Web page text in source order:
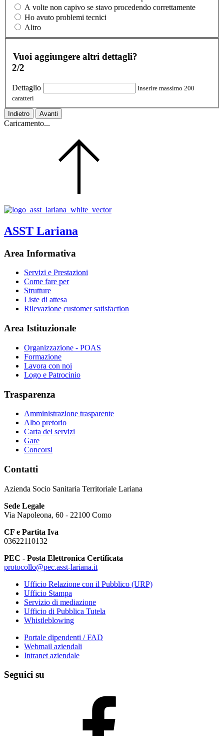
A volte non capivo se stavo procedendo correttamente
Ho avuto problemi tecnici
Altro
Vuoi aggiungere altri dettagli?
2/2
Dettaglio
Inserire massimo 200
caratteri
Indietro Avanti
Caricamento...
ASST Lariana
Area Informativa
Servizi e Prestazioni
Come fare per
Strutture
Liste di attesa
Rilevazione customer satisfaction
Area Istituzionale
Organizzazione - POAS
Formazione
Lavora con noi
Logo e Patrocinio
Trasparenza
Amministrazione trasparente
Albo pretorio
Carta dei servizi
Gare
Concorsi
Contatti
Azienda Socio Sanitaria Territoriale Lariana
Sede Legale
Via Napoleona, 60 - 22100 Como
CF e Partita Iva
03622110132
PEC - Posta Elettronica Certificata
protocollo@pec.asst-lariana.it
Ufficio Relazione con il Pubblico (URP)
Ufficio Stampa
Servizio di mediazione
Ufficio di Pubblica Tutela
Whistleblowing
Portale dipendenti / FAD
Webmail aziendali
Intranet aziendale
Seguici su